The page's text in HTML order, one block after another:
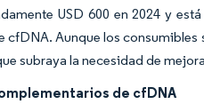
USD 600 en 2024 y
Aunque los
subraya la necesidad de
de cfDNA